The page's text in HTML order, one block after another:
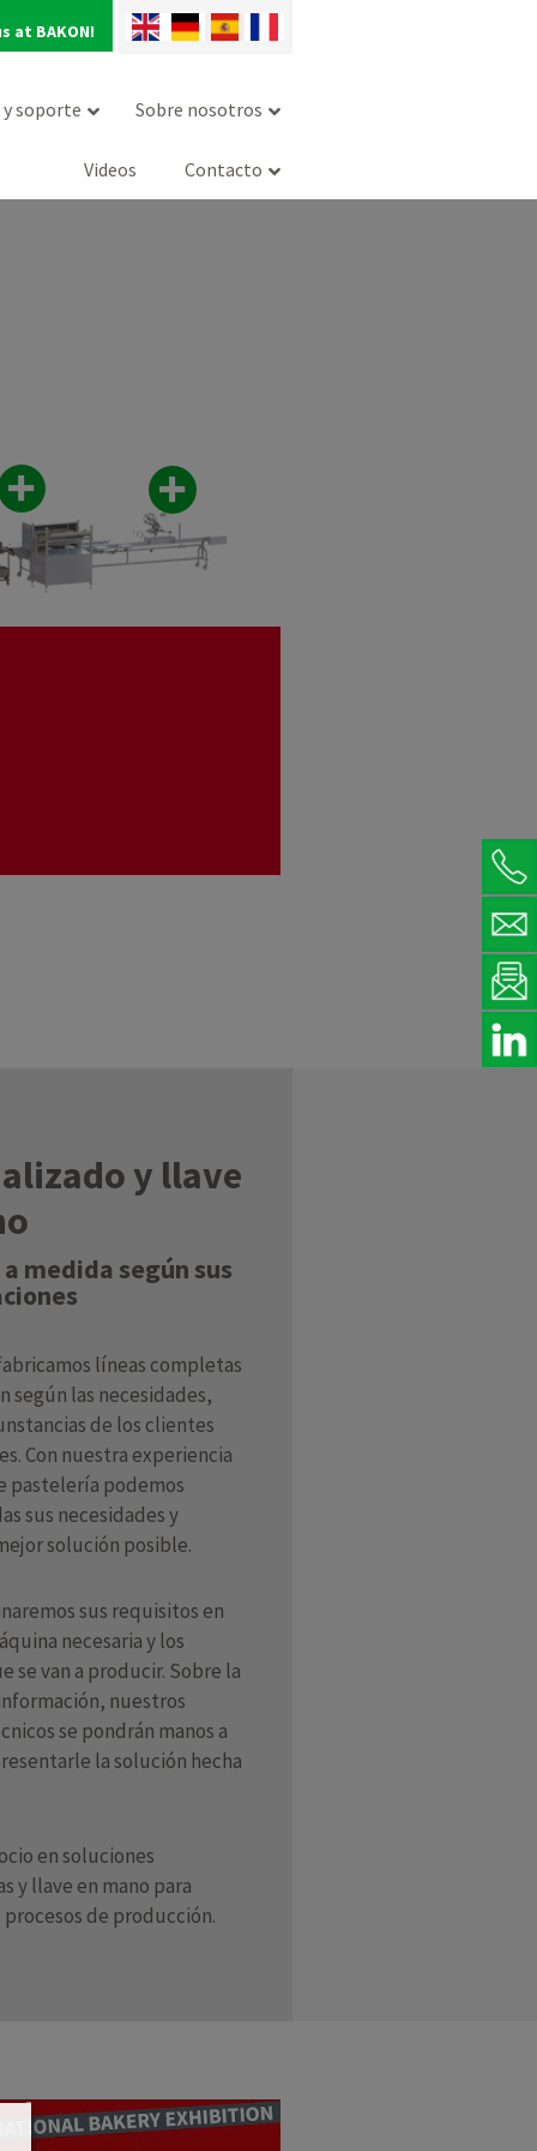
at BAKON!
y soporte Sobre nosotros
Videos Contacto
y llave
medida según sus
líneas completas
según las necesidades,
de los clientes
Con nuestra experiencia
pastelería podemos
sus necesidades y
solución posible.
sus requisitos en
necesaria y los
se van a producir. Sobre la
nuestros
se pondrán manos a
la solución hecha
en soluciones
y llave en mano para
de producción.